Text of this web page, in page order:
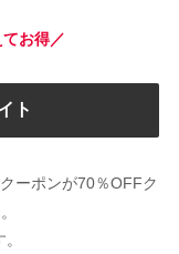
お得／
ト
ーポンが70％OFFク